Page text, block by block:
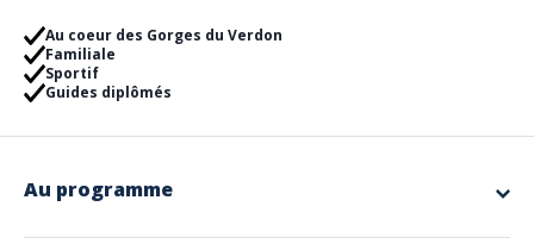
Au coeur des Gorges du Verdon
Familiale
Sportif
Guides diplômés
Au programme